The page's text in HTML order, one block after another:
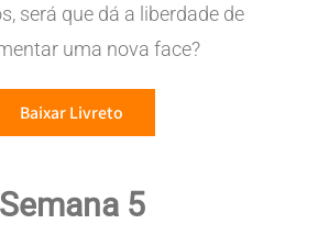
será que dá a liberdade de
uma nova face?
Baixar Livreto
Semana 5